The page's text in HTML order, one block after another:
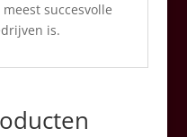
succesvolle
is.